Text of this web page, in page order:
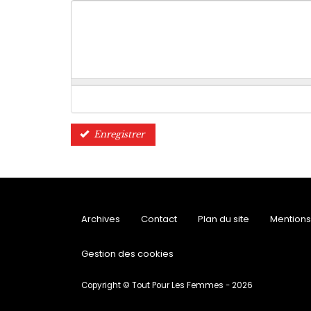
Enregistrer
Archives Contact Plan du site
Gestion des cookies
Copyright © Tout Pour Les Femmes - 2026